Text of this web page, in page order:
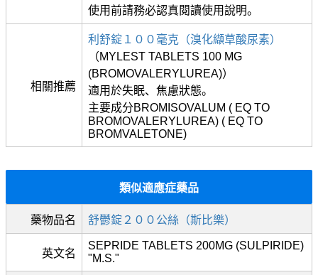
使用前請務必認真閱讀使用說明。
相關推薦
利舒錠１００毫克（溴化纈草酸尿素）
（MYLEST TABLETS 100 MG
(BROMOVALERYLUREA)）
適用於失眠、焦慮狀態。
主要成分BROMISOVALUM ( EQ TO
BROMOVALERYLUREA) ( EQ TO
BROMVALETONE)
類似適應症藥品
藥物品名 舒鬱錠２００公絲（斯比樂）
英文名
SEPRIDE TABLETS 200MG (SULPIRIDE)
"M.S."